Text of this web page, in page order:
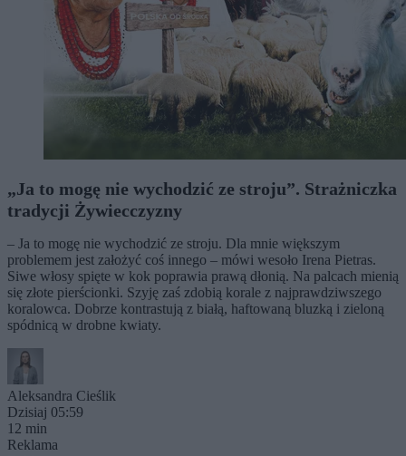
„Ja to mogę nie wychodzić ze stroju”. Strażniczka
tradycji Żywiecczyzny
– Ja to mogę nie wychodzić ze stroju. Dla mnie większym
problemem jest założyć coś innego – mówi wesoło Irena Pietras.
Siwe włosy spięte w kok poprawia prawą dłonią. Na palcach mienią
się złote pierścionki. Szyję zaś zdobią korale z najprawdziwszego
koralowca. Dobrze kontrastują z białą, haftowaną bluzką i zieloną
spódnicą w drobne kwiaty.
Aleksandra Cieślik
Dzisiaj 05:59
12 min
Reklama